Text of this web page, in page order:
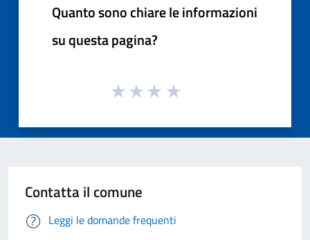
Quanto sono chiare le informazioni
su questa pagina?
Contatta il comune
Leggi le domande frequenti